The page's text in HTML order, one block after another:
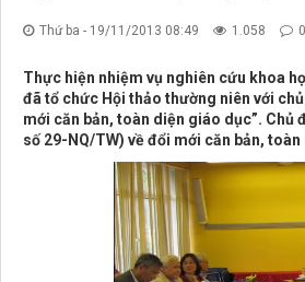
Thứ ba - 19/11/2013 08:49 1.058 0
Thực hiện nhiệm vụ nghiên cứu khoa
đã tổ chức Hội thảo thường niên với
mới căn bản, toàn diện giáo dục”. Chủ
số 29-NQ/TW) về đổi mới căn bản,